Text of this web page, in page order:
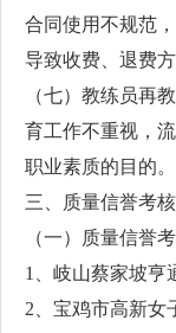
合同使用不规范
导致收费、退费方
（七）教练员再
育工作不重视，
职业素质的目的。
三、质量信誉考
（一）质量信誉
1、岐山蔡家坡亨
2、宝鸡市高新女